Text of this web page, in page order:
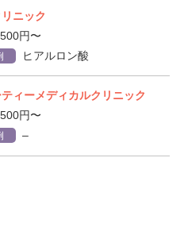
ニック
円〜
ヒアルロン酸
ィーメディカルクリニック
円〜
–